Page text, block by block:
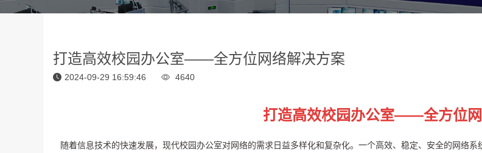
打造高效校园办公室——全方位网络解决方案
2024-09-29 16:59:46 4640
打造高效校园办公室——全方位
随着信息技术的快速发展，现代校园办公室对网络的需求日益多样化和复杂化。一个高效、稳定、安全的网络